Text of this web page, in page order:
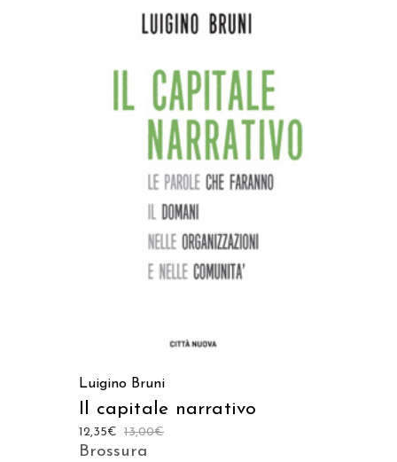
AGGIUNGI AL CARRELLO
Luigino Bruni
Il capitale narrativo
13,00€
12,35€
Brossura